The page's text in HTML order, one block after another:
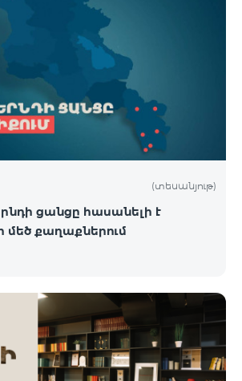
(տեսանյութ)
ցանցը հասանելի է
մեծ քաղաքներում